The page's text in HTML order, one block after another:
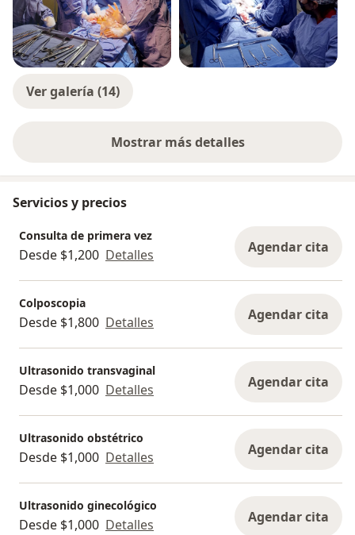
Ver galería (14)
Mostrar más detalles
sobre la experiencia
Servicios y precios
Consulta de primera vez
Desde $1,200 Detalles Agendar cita
Colposcopia
Desde $1,800 Detalles Agendar cita
Ultrasonido transvaginal
Desde $1,000 Detalles Agendar cita
Ultrasonido obstétrico
Desde $1,000 Detalles Agendar cita
Ultrasonido ginecológico
Desde $1,000 Detalles Agendar cita